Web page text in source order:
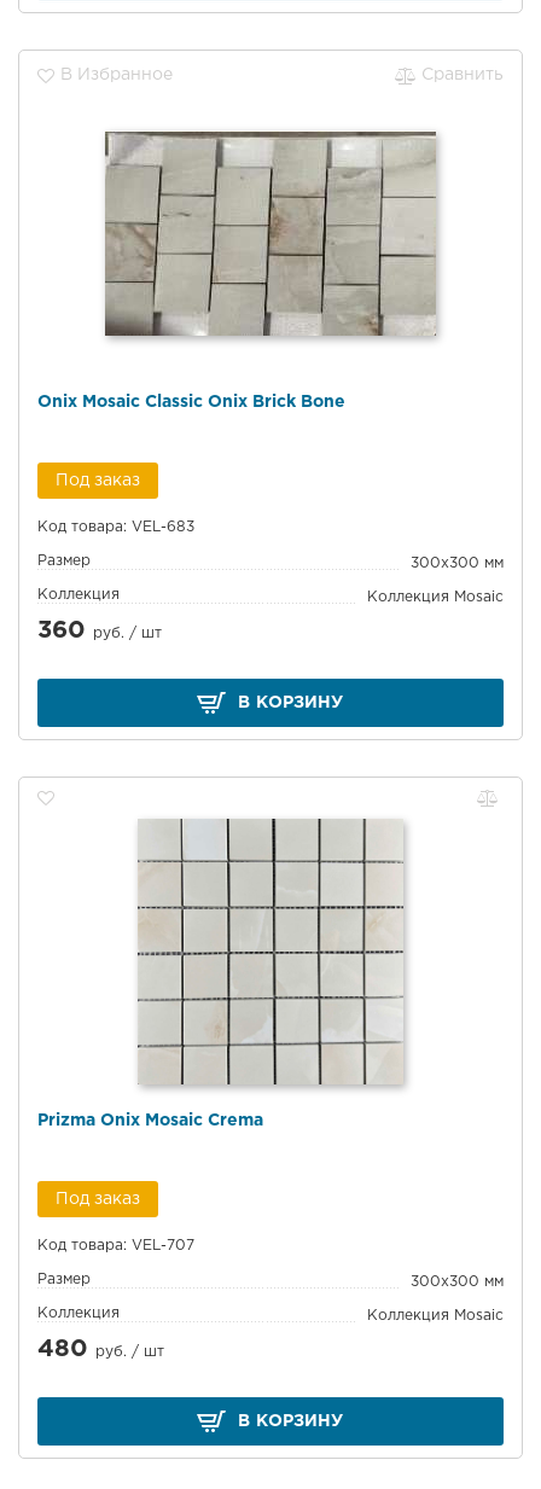
В Избранное Сравнить
Onix Mosaic Classic Onix Brick Bone
Под заказ
Код товара: VEL-683
Размер 300x300 мм
Коллекция Коллекция Mosaic
360 руб. / шт
В КОРЗИНУ
Prizma Onix Mosaic Crema
Под заказ
Код товара: VEL-707
Размер 300x300 мм
Коллекция Коллекция Mosaic
480 руб. / шт
В КОРЗИНУ